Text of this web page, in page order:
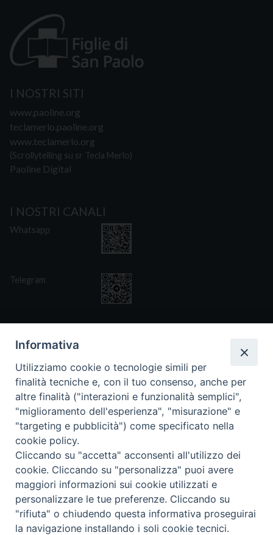
I NOSTRI SITI
www.paoline.org
teclamerlo.paoline.org
www.teclamerlo.org
(Scrollytelling su sr Tecla Merlo)
Paoline Digital
I NOSTRI CANALI
Whatsapp
Telegram
CONTATTI
Via San Giovanni Eudes 25, Roma
fsp@paoline.org
- Privacy Policy
- Cookie Policy
- Aggiorna Preferenze Cookies
Informativa
Utilizziamo cookie o tecnologie simili per
finalità tecniche e, con il tuo consenso, anche per
altre finalità ("interazioni e funzionalità semplici",
"miglioramento dell'esperienza", "misurazione" e
"targeting e pubblicità") come specificato nella
cookie policy.
Cliccando su "accetta" acconsenti all'utilizzo dei
cookie. Cliccando su "personalizza" puoi avere
maggiori informazioni sui cookie utilizzati e
personalizzare le tue preferenze. Cliccando su
"rifiuta" o chiudendo questa informativa proseguirai
la navigazione installando i soli cookie tecnici.